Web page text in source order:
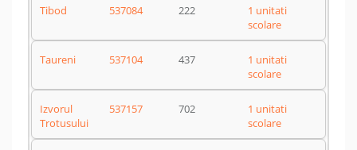
Tibod 537084 222
1 unitati
scolare
Taureni 537104 437
1 unitati
scolare
Izvorul
Trotusului
537157 702
1 unitati
scolare